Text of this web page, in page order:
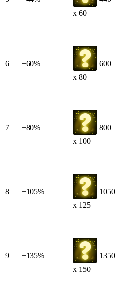
x 60
6
+60%
x 80
600
7
+80%
x 100
800
8
+105%
x 125
1050
9
+135%
x 150
1350